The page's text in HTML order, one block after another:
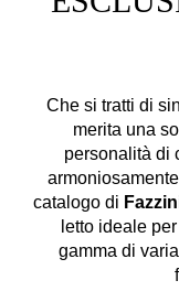
Che si tratti di
merita una
personalità di
catalogo di
letto ideale
gamma di